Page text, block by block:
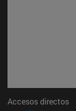
Accesos directos